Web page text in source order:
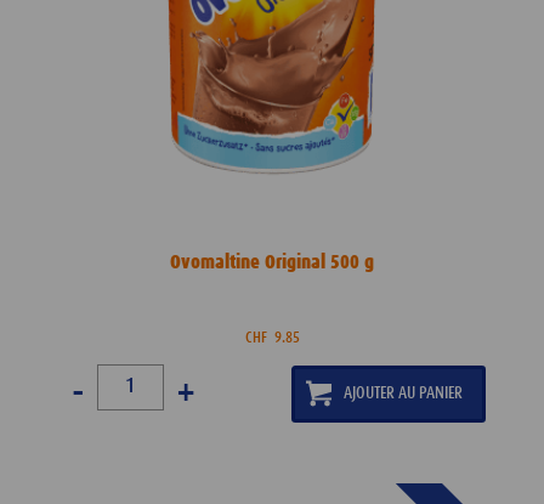
Ovomaltine Original 500 g
CHF 9.85
- +